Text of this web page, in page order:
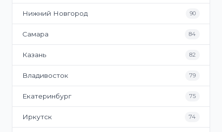
Нижний Новгород 90
Самара 84
Казань 82
Владивосток 79
Екатеринбург 75
Иркутск 74